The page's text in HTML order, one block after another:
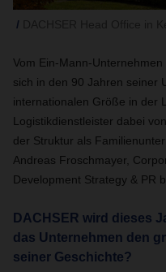
Vom Ein-Mann-
sich in den 90 Jahren seiner
internationalen Größe in der
Logistikdienstleister dabei
der Struktur als
Andreas Froschmayer,
Development Strategy & PR
DACHSER wird dieses
das Unternehmen den
seiner Geschichte?